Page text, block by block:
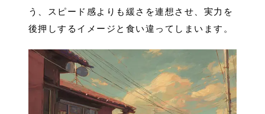
う、スピード感よりも緩さを連想させ、実力を
後押しするイメージと食い違ってしまいます。